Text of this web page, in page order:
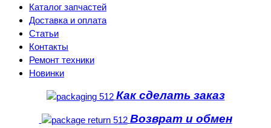
Каталог запчастей
Доставка и оплата
Статьи
Контакты
Ремонт техники
Новинки
Как сделать заказ
Возврат и обмен